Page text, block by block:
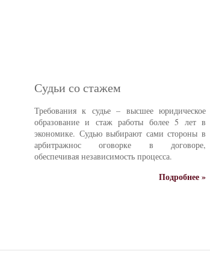
Судьи со стажем
Требования к судье – высшее юридическое
образование и стаж работы более 5 лет в
экономике. Судью выбирают сами стороны в
арбитражнос оговорке в договоре,
обеспечивая независимость процесса.
Подробнее »